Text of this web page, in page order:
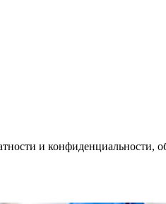
и конфиденциальности,